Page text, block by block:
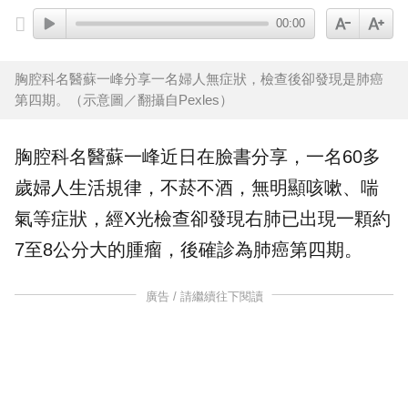
00:00
胸腔科名醫蘇一峰分享一名婦人無症狀，檢查後卻發現是肺癌
第四期。（示意圖／翻攝自Pexles）
胸腔科名醫蘇一峰近日在臉書分享，一名60多
歲婦人生活規律 ，不菸不酒，無明顯咳嗽、 喘
氣等症狀，經X光檢查卻發現右肺已出現一顆約
7至8公分大的腫瘤 ，後確診為肺癌第四期。
廣告 / 請繼續往下閱讀